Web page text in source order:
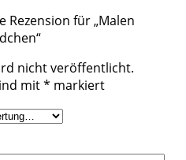
Rezension für „Malen
nicht veröffentlicht.
mit* markiert